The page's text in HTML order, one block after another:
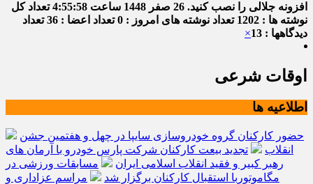
افزونه جلالی را نصب کنید. 26 صفر 1448 ساعت 4:55:59تعداد کل
نوشته ها : 1202
تعداد نوشته های امروز : 0 تعداد اعضا : 36
تعداد
دیدگاهها : 13
×
اوقات شرعی
اطلاعیه ها
حضور کارکنان گروه خودروسازی سایپا در چهل و هفتمین جشن
انقلاب
تجدید بیعت کارکنان شرکت پارس خودرو با آرمان های
رهبر کبیر و فقید انقلاب اسلامی ایران
مسابقات ورزشی در
مگاموتوربا استقبال کارکنان برگزار شد
مراسم عزاداری و